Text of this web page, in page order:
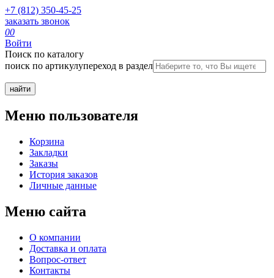
+7 (812) 350-45-25
заказать звонок
00
Войти
Поиск по каталогу
поиск по артикулупереход в раздел
Меню пользователя
Корзина
Закладки
Заказы
История заказов
Личные данные
Меню сайта
О компании
Доставка и оплата
Вопрос-ответ
Контакты